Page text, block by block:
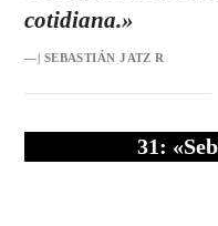
cotidiana.»
—| SEBASTIÁN JATZ R
31: